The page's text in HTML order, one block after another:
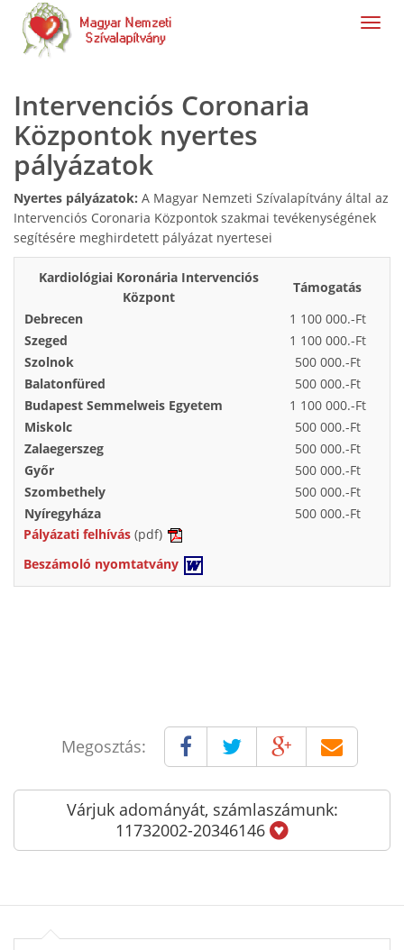
Intervenciós Coronaria
Központok nyertes
pályázatok
Nyertes pályázatok: A Magyar Nemzeti Szívalapítvány által az
Intervenciós Coronaria Központok szakmai tevékenységének
segítésére meghirdetett pályázat nyertesei
Kardiológiai Koronária Intervenciós
Központ
Támogatás
Debrecen
1 100 000.-Ft
Szeged
1 100 000.-Ft
Szolnok
500 000.-Ft
Balatonfüred
500 000.-Ft
Budapest Semmelweis Egyetem
1 100 000.-Ft
Miskolc
500 000.-Ft
Zalaegerszeg
500 000.-Ft
Győr
500 000.-Ft
Szombethely
500 000.-Ft
Nyíregyháza
500 000.-Ft
Pályázati felhívás (pdf)
Beszámoló nyomtatvány
Megosztás:
Várjuk adományát, számlaszámunk:
11732002-20346146